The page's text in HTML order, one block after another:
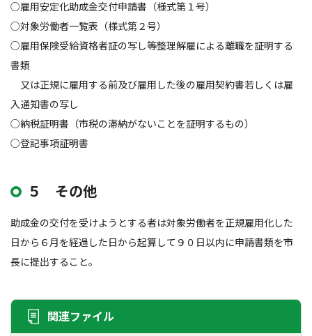
○雇用安定化助成金交付申請書（様式第１号）
○対象労働者一覧表（様式第２号）
○雇用保険受給資格者証の写し等整理解雇による離職を証明する
書類
又は正規に雇用する前及び雇用した後の雇用契約書若しくは雇
入通知書の写し
○納税証明書（市税の滞納がないことを証明するもの）
○登記事項証明書
５ その他
助成金の交付を受けようとする者は対象労働者を正規雇用化した
日から６月を経過した日から起算して９０日以内に申請書類を市
長に提出すること。
関連ファイル